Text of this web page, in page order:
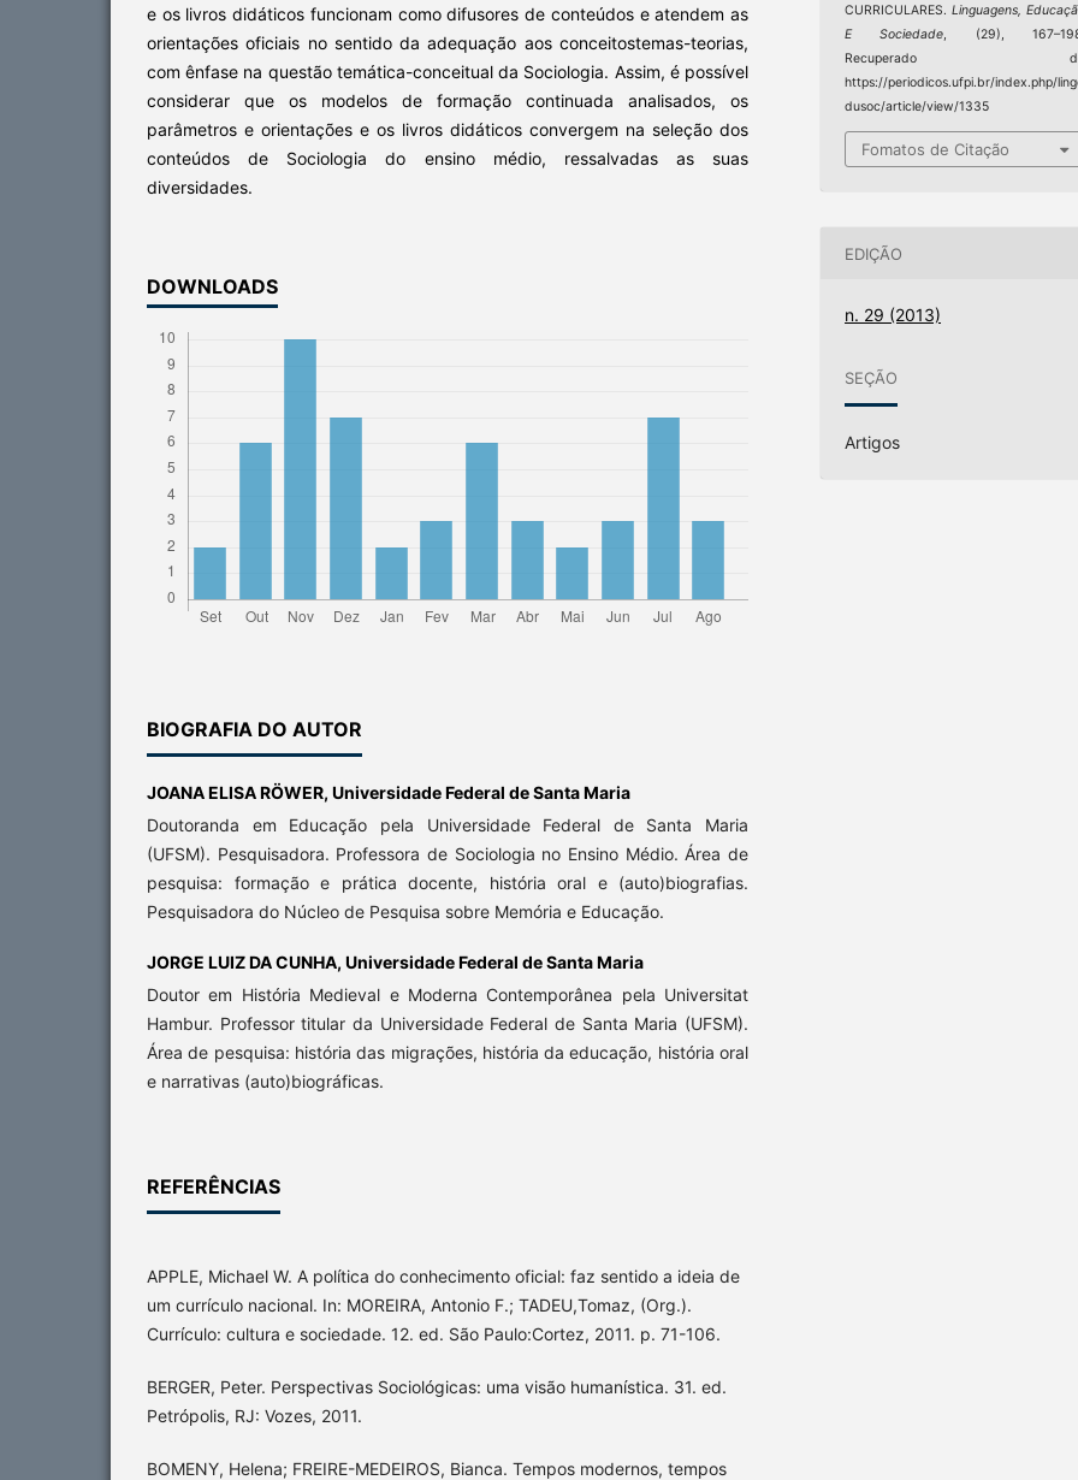
e os livros didáticos funcionam como difusores de conteúdos e atendem as
orientações oficiais no sentido da adequação aos conceitostemas-teorias,
com ênfase na questão temática-conceitual da Sociologia. Assim, é possível
considerar que os modelos de formação continuada analisados, os
parâmetros e orientações e os livros didáticos convergem na seleção dos
conteúdos de Sociologia do ensino médio, ressalvadas as suas
diversidades.
DOWNLOADS
BIOGRAFIA DO AUTOR
JOANA ELISA RÖWER, Universidade Federal de Santa Maria
Doutoranda em Educação pela Universidade Federal de Santa Maria
(UFSM). Pesquisadora. Professora de Sociologia no Ensino Médio. Área de
pesquisa: formação e prática docente, história oral e (auto)biografias.
Pesquisadora do Núcleo de Pesquisa sobre Memória e Educação.
JORGE LUIZ DA CUNHA, Universidade Federal de Santa Maria
Doutor em História Medieval e Moderna Contemporânea pela Universitat
Hambur. Professor titular da Universidade Federal de Santa Maria (UFSM).
Área de pesquisa: história das migrações, história da educação, história oral
e narrativas (auto)biográficas.
REFERÊNCIAS
APPLE, Michael W. A política do conhecimento oficial: faz sentido a ideia de
um currículo nacional. In: MOREIRA, Antonio F.; TADEU,Tomaz, (Org.).
Currículo: cultura e sociedade. 12. ed. São Paulo:Cortez, 2011. p. 71-106.
BERGER, Peter. Perspectivas Sociológicas: uma visão humanística. 31. ed.
Petrópolis, RJ: Vozes, 2011.
BOMENY, Helena; FREIRE-MEDEIROS, Bianca. Tempos modernos, tempos
CURRICULARES. Linguagens,
E Sociedade, (29),
Recuperado
https://periodicos.ufpi.br/index.php/
dusoc/article/view/1335
Fomatos de Citação
EDIÇÃO
n. 29 (2013)
SEÇÃO
Artigos